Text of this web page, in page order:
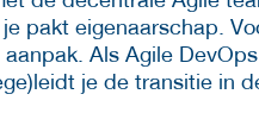
pakt eigenaarschap.
Als Agile
je de transitie in